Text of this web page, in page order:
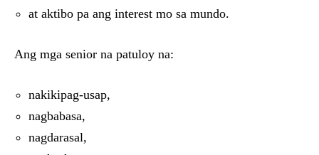
at aktibo pa ang interest mo sa mundo.
Ang mga senior na patuloy na:
nakikipag-usap,
nagbabasa,
nagdarasal,